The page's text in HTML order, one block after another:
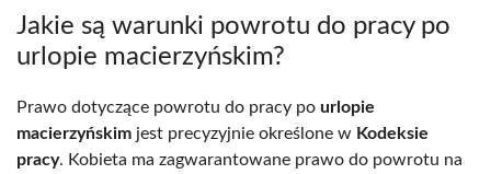
Jakie są warunki powrotu do pracy po
urlopie macierzyńskim?
Prawo dotyczące powrotu do pracy po urlopie
macierzyńskim jest precyzyjnie określone w Kodeksie
pracy. Kobieta ma zagwarantowane prawo do powrotu na